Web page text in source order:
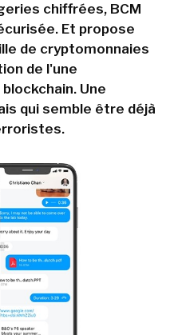
chiffrées, BCM
Et propose
de cryptomonnaies
de l'une
Une
qui semble être déjà